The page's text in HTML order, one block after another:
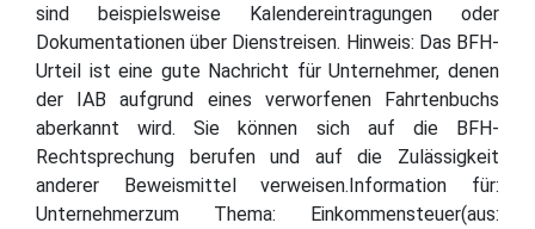
sind beispielsweise Kalendereintragungen oder
Dokumentationen über Dienstreisen. Hinweis: Das BFH-
Urteil ist eine gute Nachricht für Unternehmer, denen
der IAB aufgrund eines verworfenen Fahrtenbuchs
aberkannt wird. Sie können sich auf die BFH-
Rechtsprechung berufen und auf die Zulässigkeit
anderer Beweismittel verweisen.Information für:
Unternehmerzum Thema: Einkommensteuer(aus: